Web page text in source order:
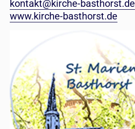
kontakt@kirche-basthorst.de
www.kirche-basthorst.de